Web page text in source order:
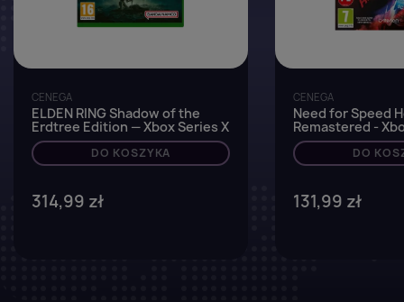
CENEGA
ELDEN RING Shadow of the
Erdtree Edition — Xbox Series X
DO KOSZYKA
314,99 zł
CENEGA
Need for Speed
Remastered -
DO
131,99 zł